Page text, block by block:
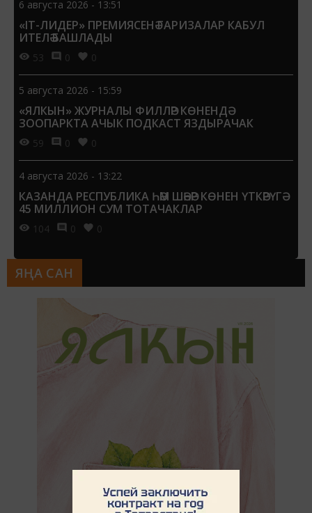
6 августа 2026 - 13:51
«IT-ЛИДЕР» ПРЕМИЯСЕНӘ ГАРИЗАЛАР КАБУЛ
ИТЕЛӘ БАШЛАДЫ
53 0 0
5 августа 2026 - 15:59
«ЯЛКЫН» ЖУРНАЛЫ ФИЛЛӘР КӨНЕНДӘ
ЗООПАРКТА АЧЫК ПОДКАСТ ЯЗДЫРАЧАК
59 0 0
4 августа 2026 - 13:22
КАЗАНДА РЕСПУБЛИКА ҺӘМ ШӘҺӘР КӨНЕН ҮТКӘРҮГӘ
45 МИЛЛИОН СУМ ТОТАЧАКЛАР
104 0 0
ЯҢА САН